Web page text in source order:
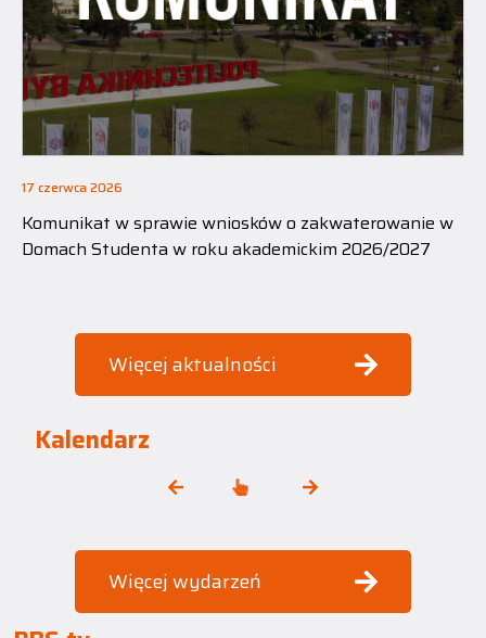
17 czerwca 2026
Komunikat w sprawie wniosków o zakwaterowanie w
Domach Studenta w roku akademickim 2026/2027
Więcej aktualności
Kalendarz
Więcej wydarzeń